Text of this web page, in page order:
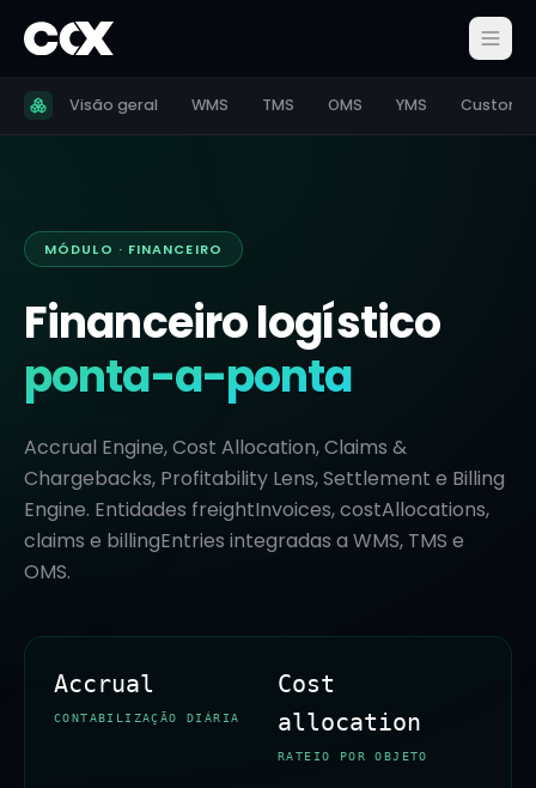
Visão geral WMS TMS OMS YMS Customs
MÓDULO · FINANCEIRO
Financeiro logístico
ponta-a-ponta
Accrual Engine, Cost Allocation, Claims &
Chargebacks, Profitability Lens, Settlement e Billing
Engine. Entidades freightInvoices, costAllocations,
claims e billingEntries integradas a WMS, TMS e
OMS.
Accrual
CONTABILIZAÇÃO DIÁRIA
Cost
allocation
RATEIO POR OBJETO